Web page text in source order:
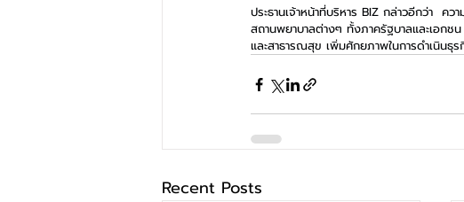
ประธานเจ้าหน้าที่บริหาร BIZ กล่าวอีกว่า  ค
สถานพยาบาลต่างๆ ทั้งภาครัฐบาลและเอก
และสาธารณสุข เพิ่มศักยภาพในการดำเนินธุร
Recent Posts